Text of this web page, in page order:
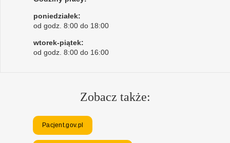
poniedziałek:
od godz. 8:00 do 18:00
wtorek-piątek:
od godz. 8:00 do 16:00
Zobacz także:
Pacjent.gov.pl